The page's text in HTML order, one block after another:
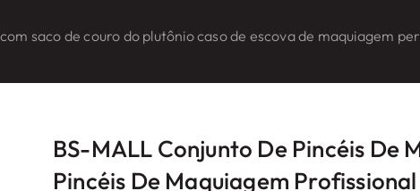
saco de couro do plutônio caso de escova de maquiagem
BS-MALL Conjunto De Pincéis De
Pincéis De Maquiagem